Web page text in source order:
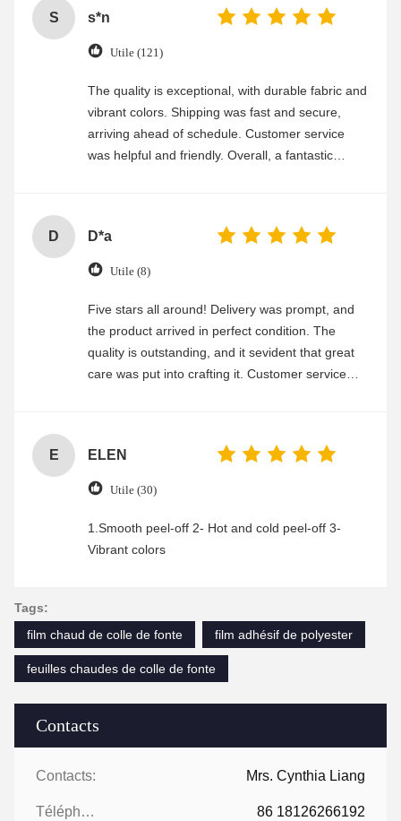
Contacts
Contacts: Mrs. Cynthia Liang
Téléphone: 86 18126266192
S s*n
Utile (121)
The quality is exceptional, with durable fabric and
vibrant colors. Shipping was fast and secure,
arriving ahead of schedule. Customer service
was helpful and friendly. Overall, a fantastic
D D*a
Utile (8)
Five stars all around! Delivery was prompt, and
the product arrived in perfect condition. The
quality is outstanding, and it sevident that great
care was put into crafting it. Customer service
E ELEN
Utile (30)
1.Smooth peel-off 2- Hot and cold peel-off 3-
Vibrant colors
Tags:
film chaud de colle de fonte
film adhésif de polyester
feuilles chaudes de colle de fonte